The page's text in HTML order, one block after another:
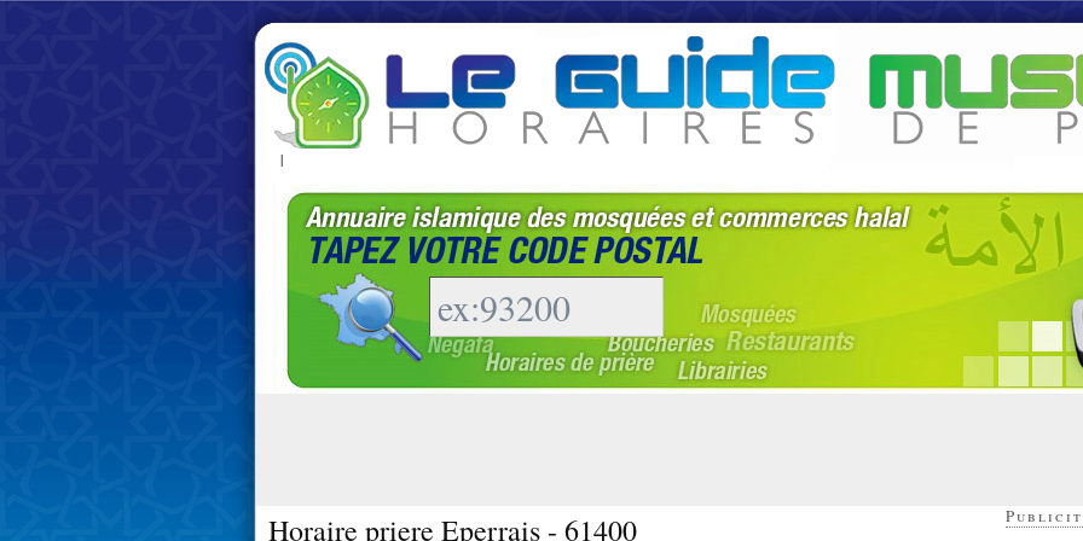
|
Horaire priere Eperrais - 61400